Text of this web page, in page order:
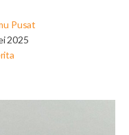
Pusat
2025